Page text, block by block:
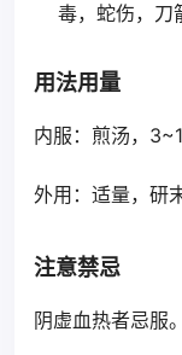
毒，蛇伤，刀
用法用量
内服：煎汤，
外用：适量，研
注意禁忌
阴虚血热者忌服。